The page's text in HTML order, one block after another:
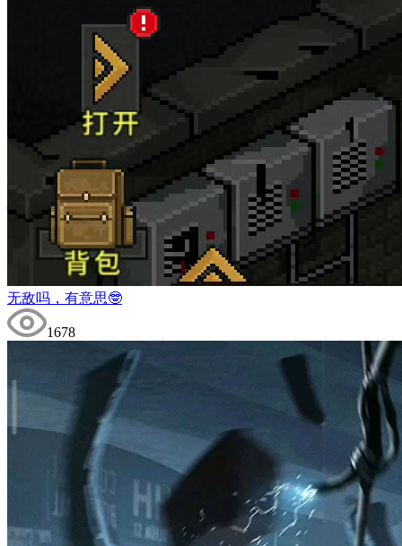
无敌吗，有意思🤓
1678